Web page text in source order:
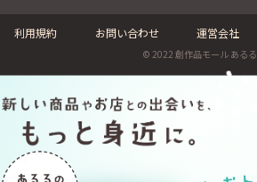
利用規約 お問い合わせ 運営会社
© 2022 創作品モール あるる